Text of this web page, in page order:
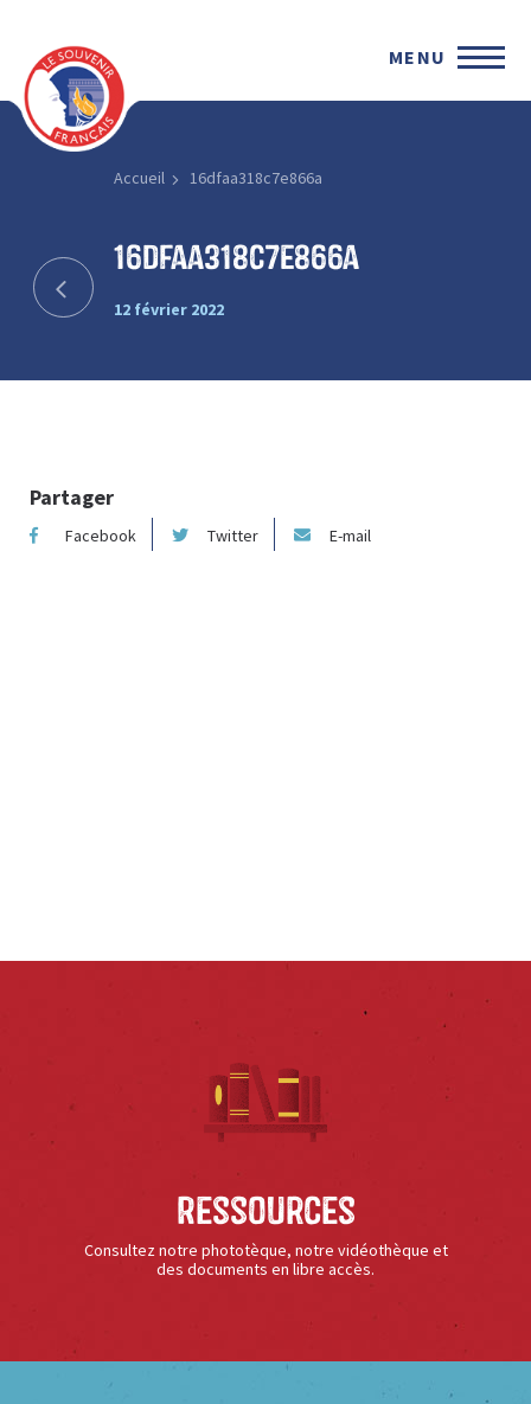
MENU
Accueil 16dfaa318c7e866a
16dfaa318c7e866a
12 février 2022
Partager
Facebook Twitter E-mail
Ressources
Consultez notre phototèque, notre vidéothèque et
des documents en libre accès.